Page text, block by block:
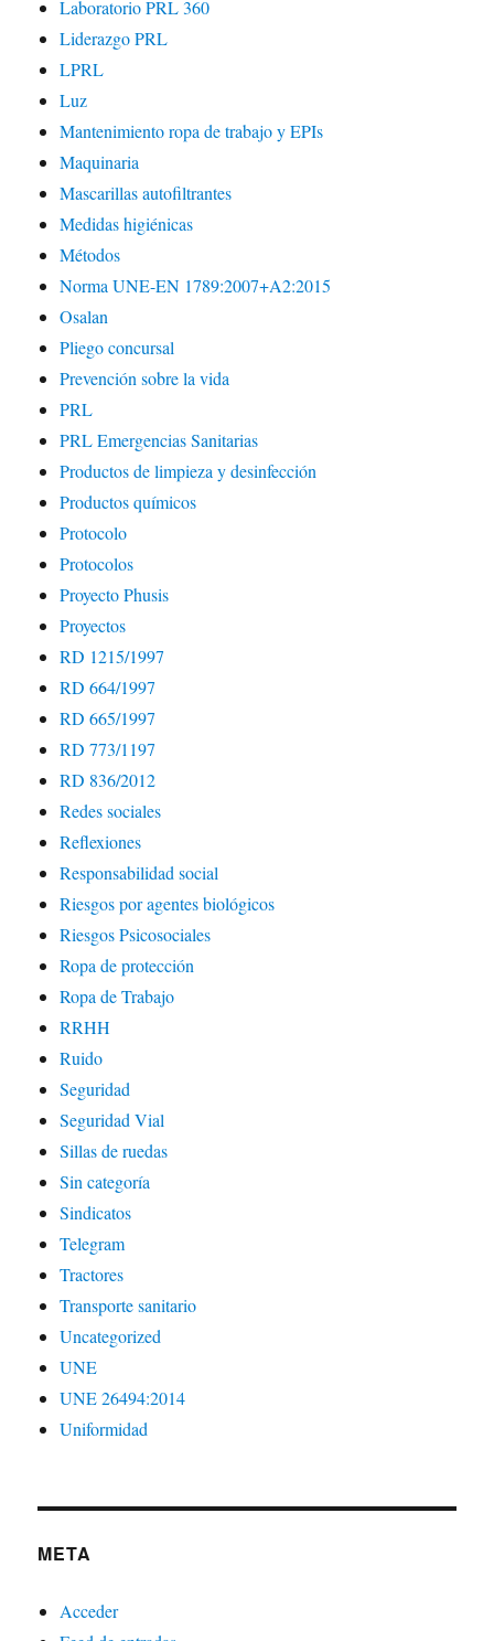
Laboratorio PRL 360
Liderazgo PRL
LPRL
Luz
Mantenimiento ropa de trabajo y EPIs
Maquinaria
Mascarillas autofiltrantes
Medidas higiénicas
Métodos
Norma UNE-EN 1789:2007+A2:2015
Osalan
Pliego concursal
Prevención sobre la vida
PRL
PRL Emergencias Sanitarias
Productos de limpieza y desinfección
Productos químicos
Protocolo
Protocolos
Proyecto Phusis
Proyectos
RD 1215/1997
RD 664/1997
RD 665/1997
RD 773/1197
RD 836/2012
Redes sociales
Reflexiones
Responsabilidad social
Riesgos por agentes biológicos
Riesgos Psicosociales
Ropa de protección
Ropa de Trabajo
RRHH
Ruido
Seguridad
Seguridad Vial
Sillas de ruedas
Sin categoría
Sindicatos
Telegram
Tractores
Transporte sanitario
Uncategorized
UNE
UNE 26494:2014
Uniformidad
META
Acceder